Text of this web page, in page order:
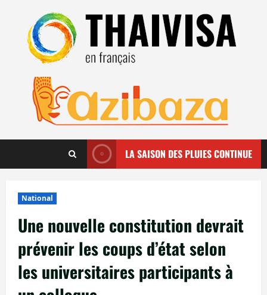
contenu
LA SAISON DES PLUIES CONTINUE
National
Une nouvelle constitution devrait
prévenir les coups d’état selon
les universitaires participants à